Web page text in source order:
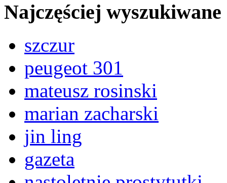
Najczęściej wyszukiwane
szczur
peugeot 301
mateusz rosinski
marian zacharski
jin ling
gazeta